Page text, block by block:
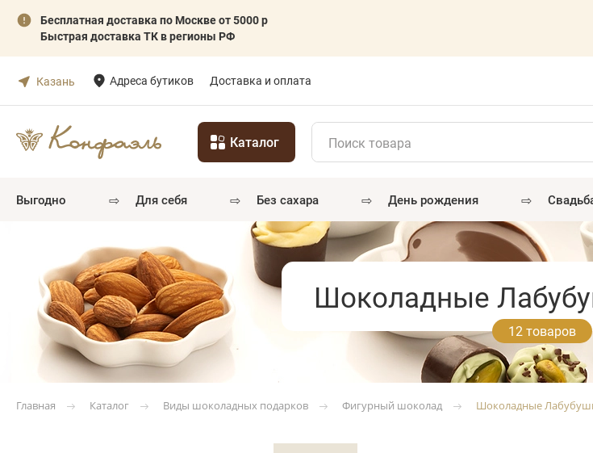
Бесплатная доставка по Москве от 5000 р
Быстрая доставка ТК в регионы РФ
Казань Адреса бутиков Доставка и оплата
Каталог
выгодно ⇨ для себя ⇨ без сахара ⇨ день рождения ⇨
Шоколадные
12 товаров
Главная Каталог Виды шоколадных подарков Фигурный шоколад Шоколадные